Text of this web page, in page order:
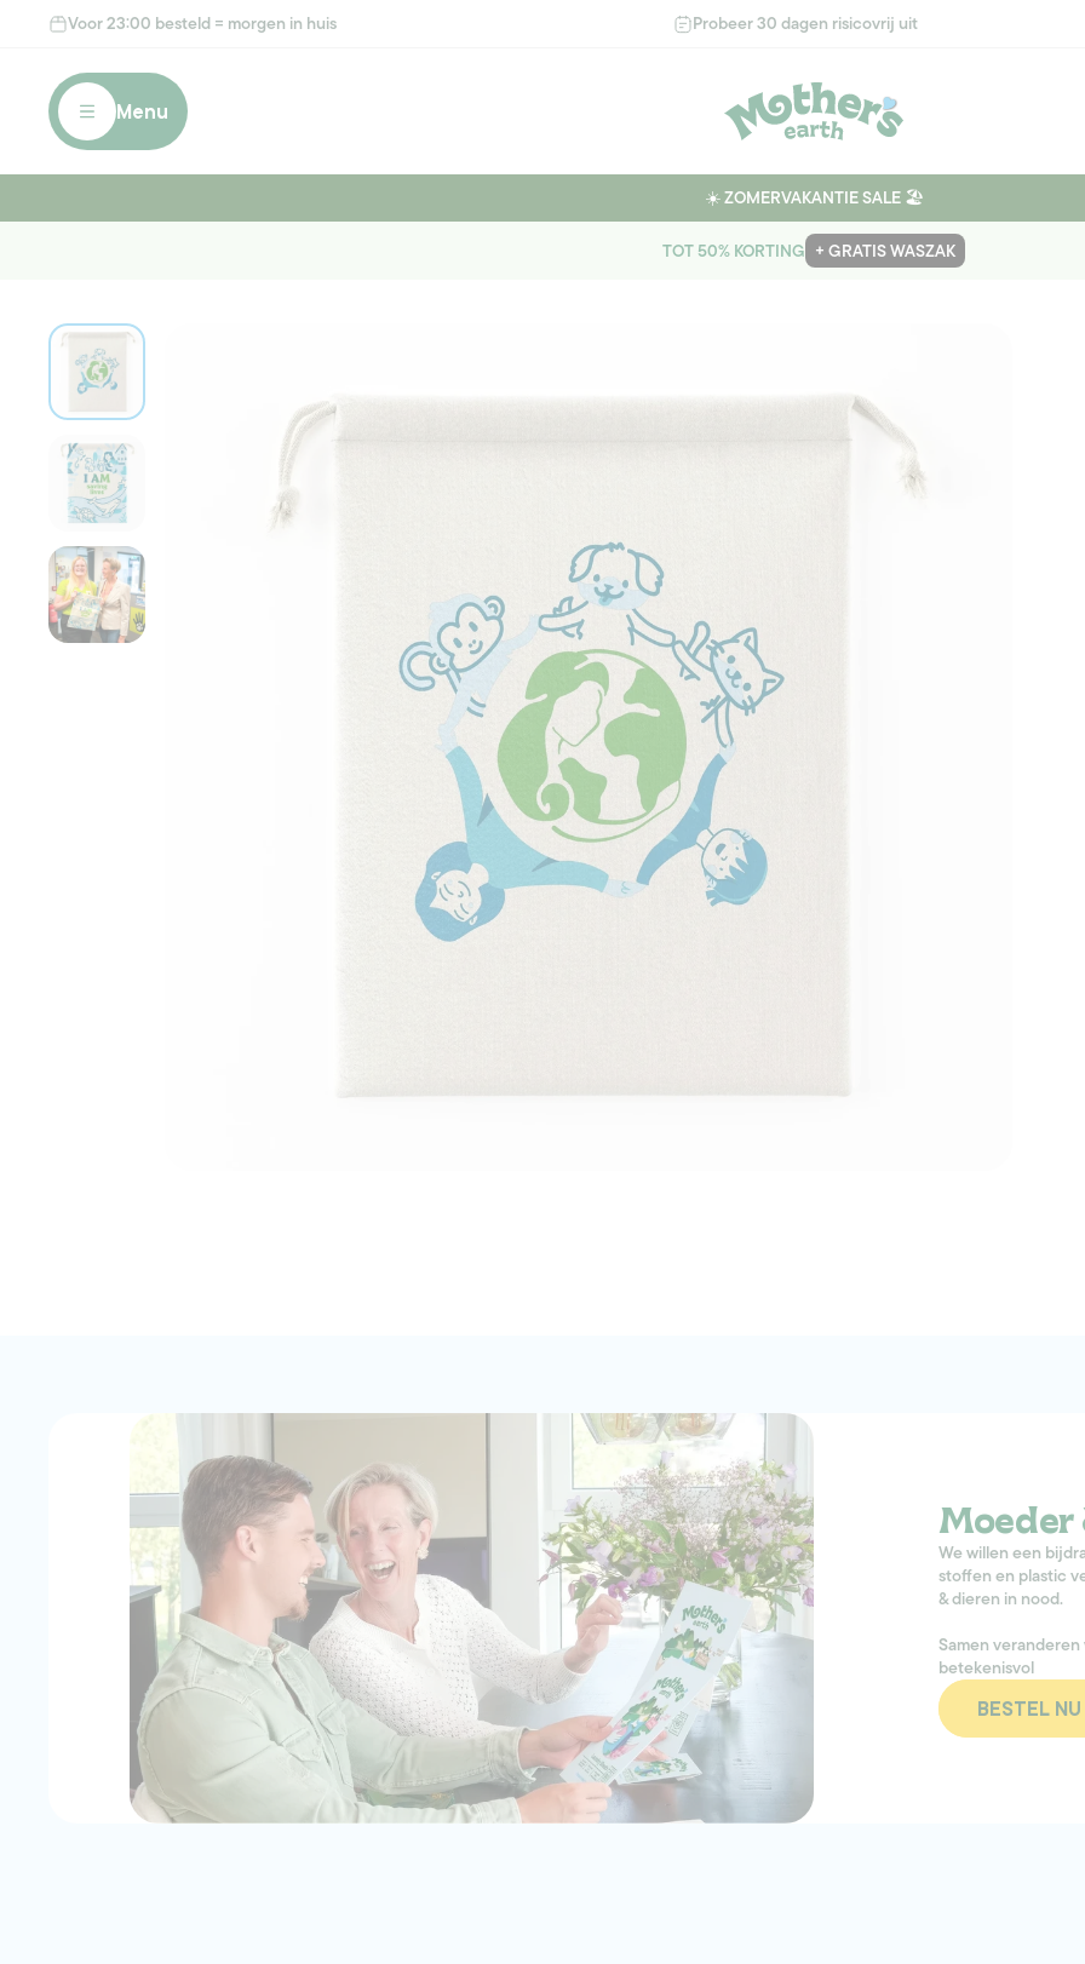
naar de
Voor 23:00 besteld = morgen in huis Probeer 30 dagen risicovrij uit
Menu
☀️ ZOMERVAKANTIE SALE 🏖️
TOT 50% KORTING + GRATIS WASZAK
Moeder
We willen een
stoffen en plastic
& dieren in nood.
Samen
betekenisvol
BESTEL